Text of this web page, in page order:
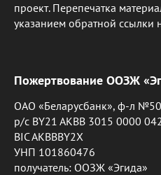
проект. Перепечатка
указанием обратной ссылки
Пожертвование ООЗЖ
ОАО «Беларусбанк», ф-л
р/с BY21 AKBB 3015 0000
BIC AKBBBY2X
УНП 101860476
получатель: ООЗЖ «Эгида»